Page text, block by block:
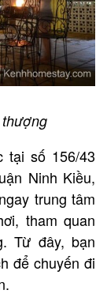
số 156/43
Ninh Kiều,
trung tâm
tham quan
Từ đây, bạn
để chuyến đi